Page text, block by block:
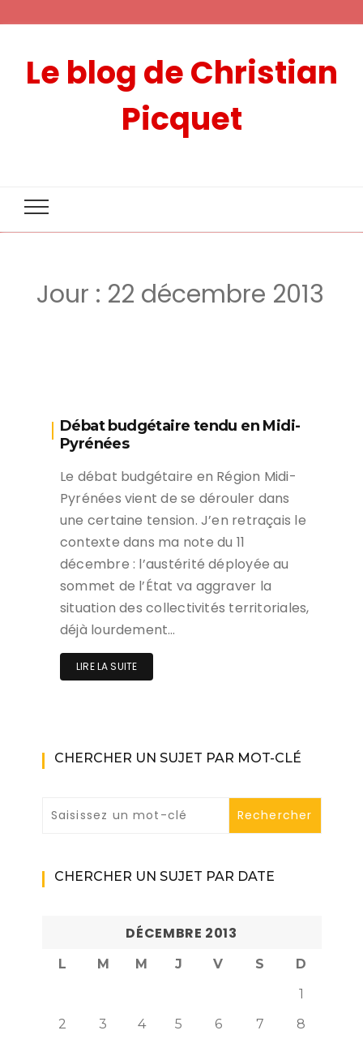
Le blog de Christian
Picquet
Jour : 22 décembre 2013
Débat budgétaire tendu en Midi-
Pyrénées
Le débat budgétaire en Région Midi-
Pyrénées vient de se dérouler dans
une certaine tension. J’en retraçais le
contexte dans ma note du 11
décembre : l’austérité déployée au
sommet de l’État va aggraver la
situation des collectivités territoriales,
déjà lourdement…
LIRE LA SUITE
CHERCHER UN SUJET PAR MOT-CLÉ
CHERCHER UN SUJET PAR DATE
DÉCEMBRE 2013
L M M J V S
D
1
2
3 4 5 6 7
8